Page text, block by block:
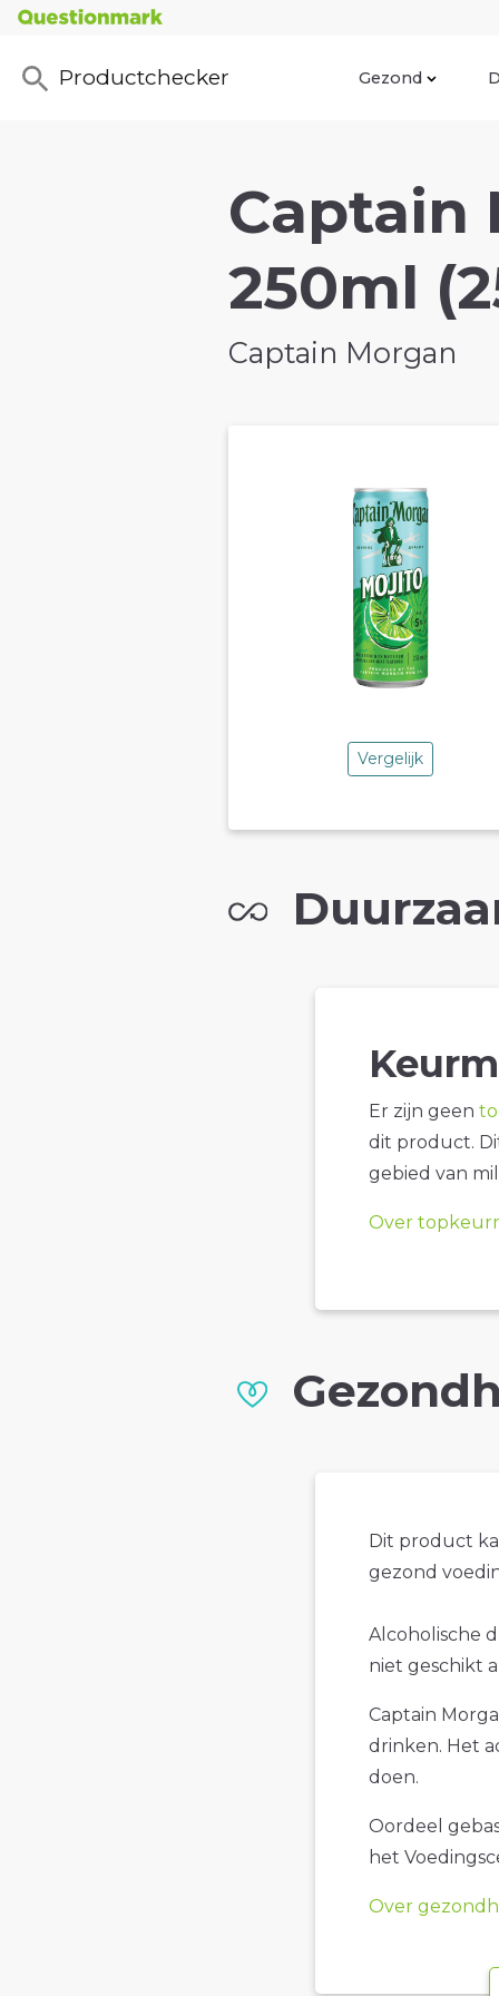
Productchecker Gezond
Captain
250ml
Captain Morgan
Vergelijk
Er zijn geen
dit product.
gebied van
Over
Dit product
gezond
Alcoholische
niet geschikt
Captain
drinken. Het
doen.
Oordeel
het
Over